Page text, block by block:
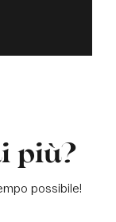
più?
possibile!